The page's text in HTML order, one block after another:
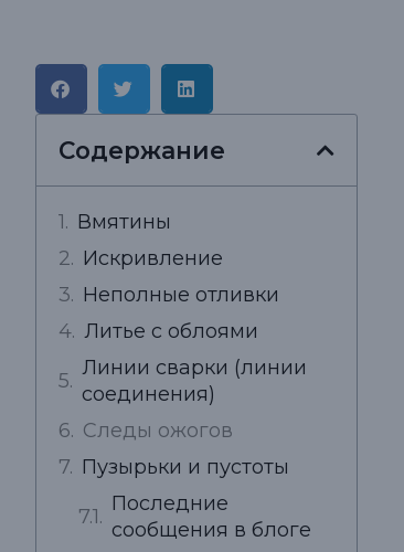
Содержание
Вмятины
Искривление
Неполные отливки
Литье с облоями
Линии сварки (линии
соединения)
Следы ожогов
Пузырьки и пустоты
Последние
сообщения в блоге